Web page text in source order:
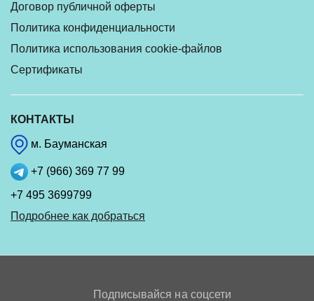
Договор публичной оферты
Политика конфиденциальности
Политика использования cookie-файлов
Сертификаты
КОНТАКТЫ
м. Бауманская
+7 (966) 369 77 99
+7 495 3699799
Подробнее как добраться
Подписывайся на соцсети